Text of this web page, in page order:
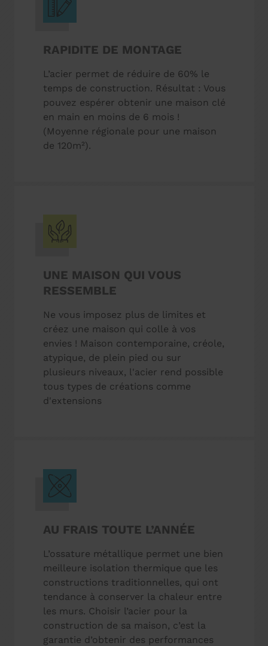
RAPIDITE DE MONTAGE
L’acier permet de réduire de 60% le
temps de construction. Résultat : Vous
pouvez espérer obtenir une maison clé
en main en moins de 6 mois !
(Moyenne régionale pour une maison
de 120m²).
UNE MAISON QUI VOUS
RESSEMBLE
Ne vous imposez plus de limites et
créez une maison qui colle à vos
envies ! Maison contemporaine, créole,
atypique, de plein pied ou sur
plusieurs niveaux, l'acier rend possible
tous types de créations comme
d'extensions
AU FRAIS TOUTE L’ANNÉE
L’ossature métallique permet une bien
meilleure isolation thermique que les
constructions traditionnelles, qui ont
tendance à conserver la chaleur entre
les murs. Choisir l’acier pour la
construction de sa maison, c’est la
garantie d’obtenir des performances